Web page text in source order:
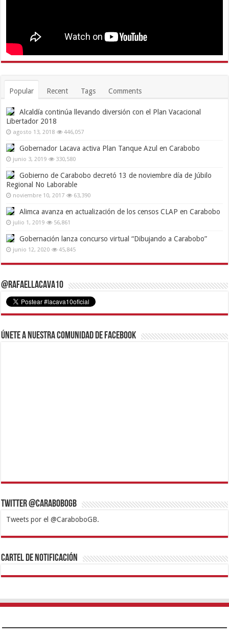
Popular Recent Tags Comments
Alcaldía continúa llevando diversión con el Plan Vacacional
Libertador 2018
agosto 13, 2018 446,057
Gobernador Lacava activa Plan Tanque Azul en Carabobo
junio 3, 2019 330,580
Gobierno de Carabobo decretó 13 de noviembre día de Júbilo
Regional No Laborable
noviembre 10, 2017 63,390
Alimca avanza en actualización de los censos CLAP en Carabobo
julio 1, 2019 56,861
Gobernación lanza concurso virtual “Dibujando a Carabobo”
junio 12, 2020 45,845
@RafaelLacava10
Únete a nuestra comunidad de Facebook
Twitter @CaraboboGB
Tweets por el @CaraboboGB.
1xbetBetturkeyBetistKralbetSupertotobetTipobetMatadorbetMariobet
https://mvbcasino.com/
Cartel de Notificación